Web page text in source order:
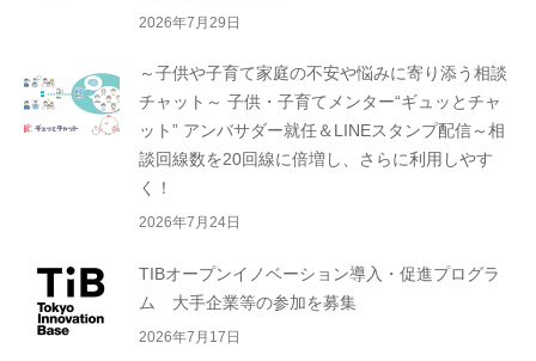
2026年7月29日
～子供や子育て家庭の不安や悩みに寄り添う相談
チャット～ 子供・子育てメンター“ギュッとチャ
ット” アンバサダー就任＆LINEスタンプ配信～相
談回線数を20回線に倍増し、さらに利用しやす
く！
2026年7月24日
TIBオープンイノベーション導入・促進プログラ
ム 大手企業等の参加を募集
2026年7月17日